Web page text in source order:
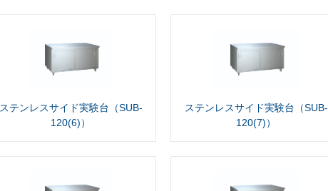
ステンレスサイド実験台（SUB-
120(6)）
ステンレスサイド実験台（SUB-
120(7)）